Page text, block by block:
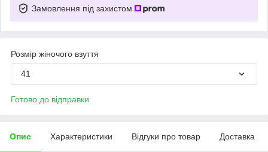
Замовлення під захистом
Розмір жіночого взуття
41
Готово до відправки
Опис Характеристики Відгуки про товар Доставка